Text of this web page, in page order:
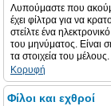
Λυπούμαστε που
έχει φίλτρα για να
στείλτε ένα
του μηνύματος. Είναι
τα στοιχεία του
Κορυφή
Φίλοι και εχθροί